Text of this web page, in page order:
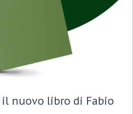
nuovo libro di Fabio